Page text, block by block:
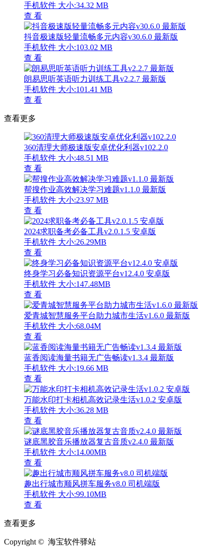
手机软件 大小:34.32 MB
查 看
抖音极速版轻量流畅多元内容v30.6.0 最新版
手机软件 大小:103.02 MB
查 看
朗易思听英语听力训练工具v2.2.7 最新版
手机软件 大小:101.41 MB
查 看
查看更多
360清理大师极速版安卓优化利器v102.2.0
手机软件 大小:48.51 MB
查 看
帮搜作业高效解决学习难题v1.1.0 最新版
手机软件 大小:23.97 MB
查 看
2024求职备考必备工具v2.0.1.5 安卓版
手机软件 大小:26.29MB
查 看
终身学习必备知识资源平台v12.4.0 安卓版
手机软件 大小:147.48MB
查 看
爱青城智慧服务平台助力城市生活v1.6.0 最新版
手机软件 大小:68.04M
查 看
蓝香阅读海量书籍无广告畅读v1.3.4 最新版
手机软件 大小:19.66 MB
查 看
万能水印打卡相机高效记录生活v1.0.2 安卓版
手机软件 大小:36.28 MB
查 看
谜底黑胶音乐播放器复古音质v2.4.0 最新版
手机软件 大小:14.00MB
查 看
趣出行城市顺风拼车服务v8.0 司机端版
手机软件 大小:99.10MB
查 看
查看更多
Copyright © 海宝软件驿站